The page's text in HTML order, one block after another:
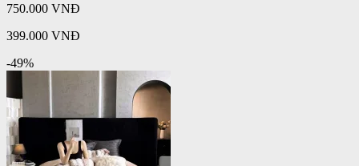
750.000 VNĐ
399.000 VNĐ
-49%